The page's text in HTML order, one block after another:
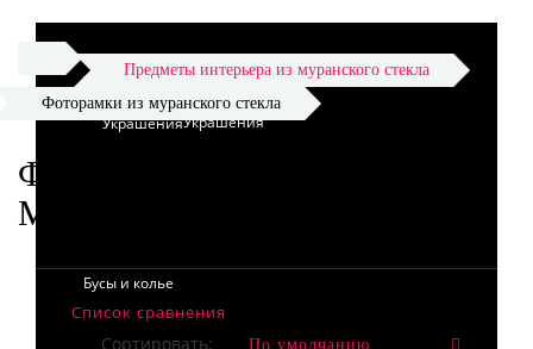
Украшения
Бусы и колье
Предметы интерьера из муранского стекла
Фоторамки из муранского стекла
ФОТОРАМКИ ИЗ
МУРАНСКОГО СТЕКЛА
Список сравнения
Сортировать: